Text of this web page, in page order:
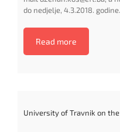
do nedjelje, 4.3.2018.
Read more
University of Travnik on